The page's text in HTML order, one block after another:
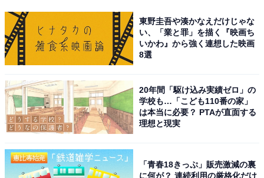
こちらもおすすめ
【神奈川県】各駅停車しか停まらないのに人気
の駅ランキング！ 2位「淵野辺」を抑えた1位
東野圭吾や湊かなえだけじゃな
い、「業と罪」を描く『映画ち
いかわ』から強く連想した映画
8選
20年間「駆け込み実績ゼロ」の
学校も…「こども110番の家」
は本当に必要？ PTAが直面する
理想と現実
「青春18きっぷ」販売激減の裏
に何が？ 連続利用の厳格化だけ